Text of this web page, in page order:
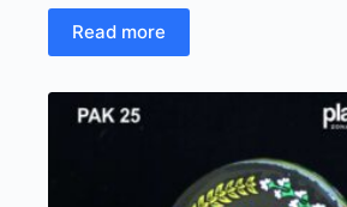
Read more